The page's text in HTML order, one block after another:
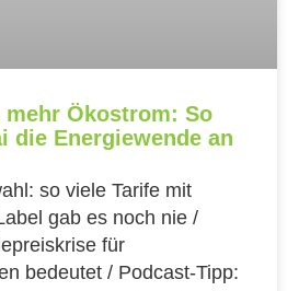
mehr Ökostrom: So
die Energiewende an
so viele Tarife mit
gab es noch nie /
für
bedeutet / Podcast-Tipp: